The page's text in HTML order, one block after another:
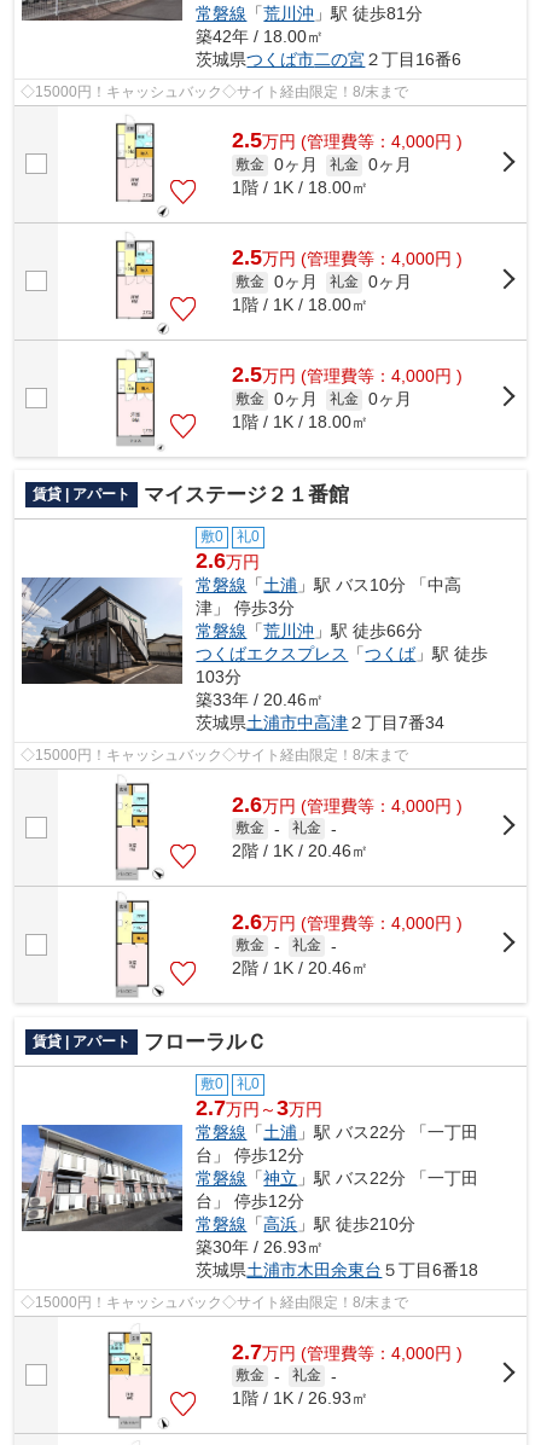
常磐線 「荒川沖 」駅 徒歩81分
築42年 / 18.00㎡
茨城県つくば市二の宮２丁目16番6
◇15000円！キャッシュバック◇サイト経由限定！8/末まで
2.5万円 (管理費等：4,000円 )
敷金 0ヶ月 礼金 0ヶ月
1階 / 1K / 18.00㎡
2.5万円 (管理費等：4,000円 )
敷金 0ヶ月 礼金 0ヶ月
1階 / 1K / 18.00㎡
2.5万円 (管理費等：4,000円 )
敷金 0ヶ月 礼金 0ヶ月
1階 / 1K / 18.00㎡
賃貸 | アパート マイステージ２１番館
敷0 礼0
2.6万円
常磐線 「土浦 」駅 バス10分 「中高
津」 停歩3分
常磐線 「荒川沖 」駅 徒歩66分
つくばエクスプレス
「つくば」駅 徒歩
103分
築33年 / 20.46㎡
茨城県土浦市中高津２丁目7番34
◇15000円！キャッシュバック◇サイト経由限定！8/末まで
2.6万円 (管理費等：4,000円 )
敷金 - 礼金 -
2階 / 1K / 20.46㎡
2.6万円 (管理費等：4,000円 )
敷金 - 礼金 -
2階 / 1K / 20.46㎡
賃貸 | アパート フローラルＣ
敷0 礼0
2.7万円～3万円
常磐線 「土浦 」駅 バス22分 「一丁田
台」 停歩12分
常磐線 「神立 」駅 バス22分 「一丁田
台」 停歩12分
常磐線 「高浜 」駅 徒歩210分
築30年 / 26.93㎡
茨城県土浦市木田余東台 ５丁目6番18
◇15000円！キャッシュバック◇サイト経由限定！8/末まで
2.7万円 (管理費等：4,000円 )
敷金 - 礼金 -
1階 / 1K / 26.93㎡